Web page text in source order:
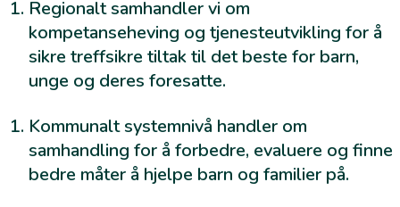
Regionalt samhandler vi om
kompetanseheving og tjenesteutvikling for å
sikre treffsikre tiltak til det beste for barn,
unge og deres foresatte.
Kommunalt systemnivå handler om
samhandling for å forbedre, evaluere og finne
bedre måter å hjelpe barn og familier på.